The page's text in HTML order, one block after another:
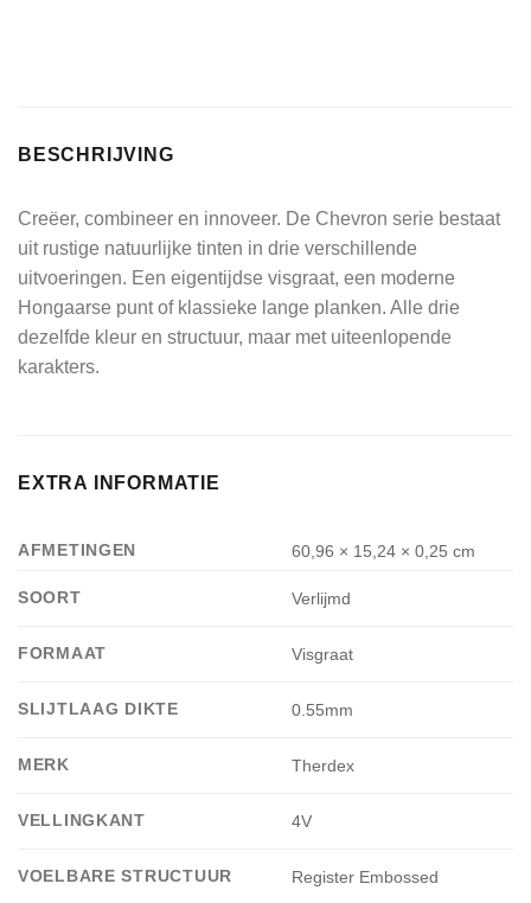
BESCHRIJVING
Creëer, combineer en innoveer. De Chevron serie bestaat
uit rustige natuurlijke tinten in drie verschillende
uitvoeringen. Een eigentijdse visgraat, een moderne
Hongaarse punt of klassieke lange planken. Alle drie
dezelfde kleur en structuur, maar met uiteenlopende
karakters.
EXTRA INFORMATIE
AFMETINGEN 60,96 × 15,24 × 0,25 cm
SOORT Verlijmd
FORMAAT Visgraat
SLIJTLAAG DIKTE 0.55mm
MERK Therdex
VELLINGKANT 4V
VOELBARE STRUCTUUR Register Embossed